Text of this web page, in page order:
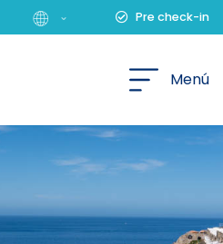
Pre check-in
Menú